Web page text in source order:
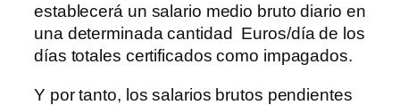
establecerá un salario medio bruto diario en
una determinada cantidad Euros/día de los
días totales certificados como impagados.
Y por tanto, los salarios brutos pendientes